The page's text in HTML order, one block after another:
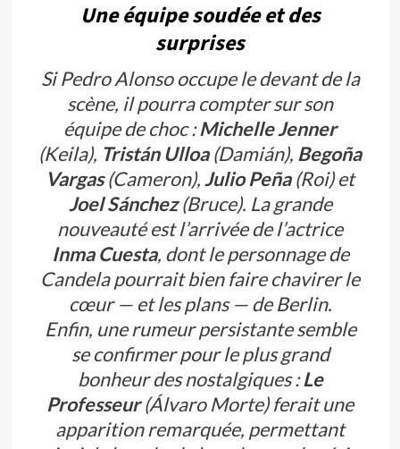
Une équipe soudée et des
surprises
Si Pedro Alonso occupe le devant de la
scène, il pourra compter sur son
équipe de choc :Michelle Jenner
(Keila), Tristán Ulloa(Damián), Begoña
Vargas(Cameron), Julio Peña(Roi) et
Joel Sánchez(Bruce). La grande
nouveauté est l’arrivée de l’actrice
Inma Cuesta, dont le personnage de
Candela pourrait bien faire chavirer le
cœur — et les plans — de Berlin.
Enfin, une rumeur persistante semble
se confirmer pour le plus grand
bonheur des nostalgiques :Le
Professeur(Álvaro Morte) ferait une
apparition remarquée, permettant